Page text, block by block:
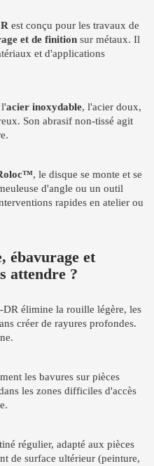
est conçu pour les travaux de
et de finition sur métaux. Il
et d'applications
acier inoxydable, l'acier doux,
Son abrasif non-tissé agit
, le disque se monte et se
d'angle ou un outil
rapides en atelier ou
ébavurage et
attendre ?
DR élimine la rouille légère, les
créer de rayures profondes.
les bavures sur pièces
les zones difficiles d'accès
régulier, adapté aux pièces
de surface ultérieur (peinture,